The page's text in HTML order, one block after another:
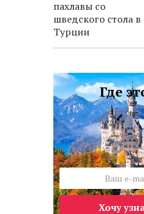
пахлавы со
шведского стола в
Турции
Где
Хочу